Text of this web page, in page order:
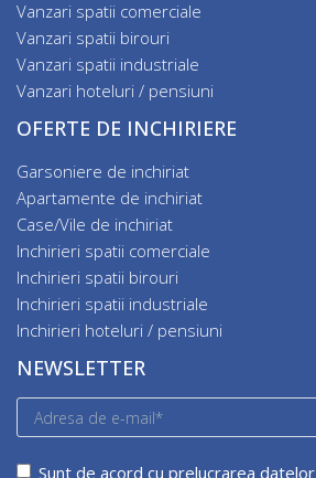
Vanzari spatii comerciale
Vanzari spatii birouri
Vanzari spatii industriale
Vanzari hoteluri / pensiuni
OFERTE DE INCHIRIERE
Garsoniere de inchiriat
Apartamente de inchiriat
Case/Vile de inchiriat
Inchirieri spatii comerciale
Inchirieri spatii birouri
Inchirieri spatii industriale
Inchirieri hoteluri / pensiuni
NEWSLETTER
Sunt de acord cu prelucrarea datelor